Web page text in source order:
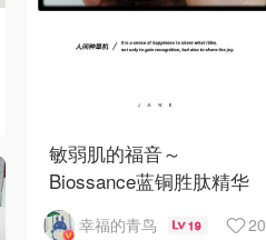
敏弱肌的福音～
Biossance蓝铜胜肽精华
幸福的青鸟 19 20